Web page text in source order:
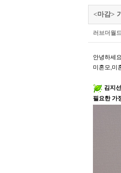
<마감>
러브더월
안녕하세요
미혼모,미
김지
필요한 가